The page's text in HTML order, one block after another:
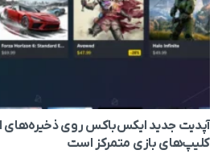
آپدیت جدید ایکس‌باکس روی
کلیپ‌های بازی متمرکز است